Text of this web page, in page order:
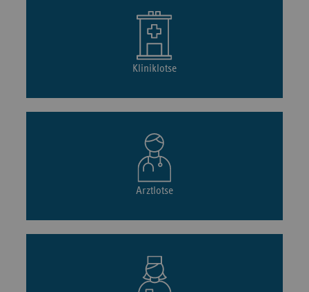
Kliniklotse
Arztlotse